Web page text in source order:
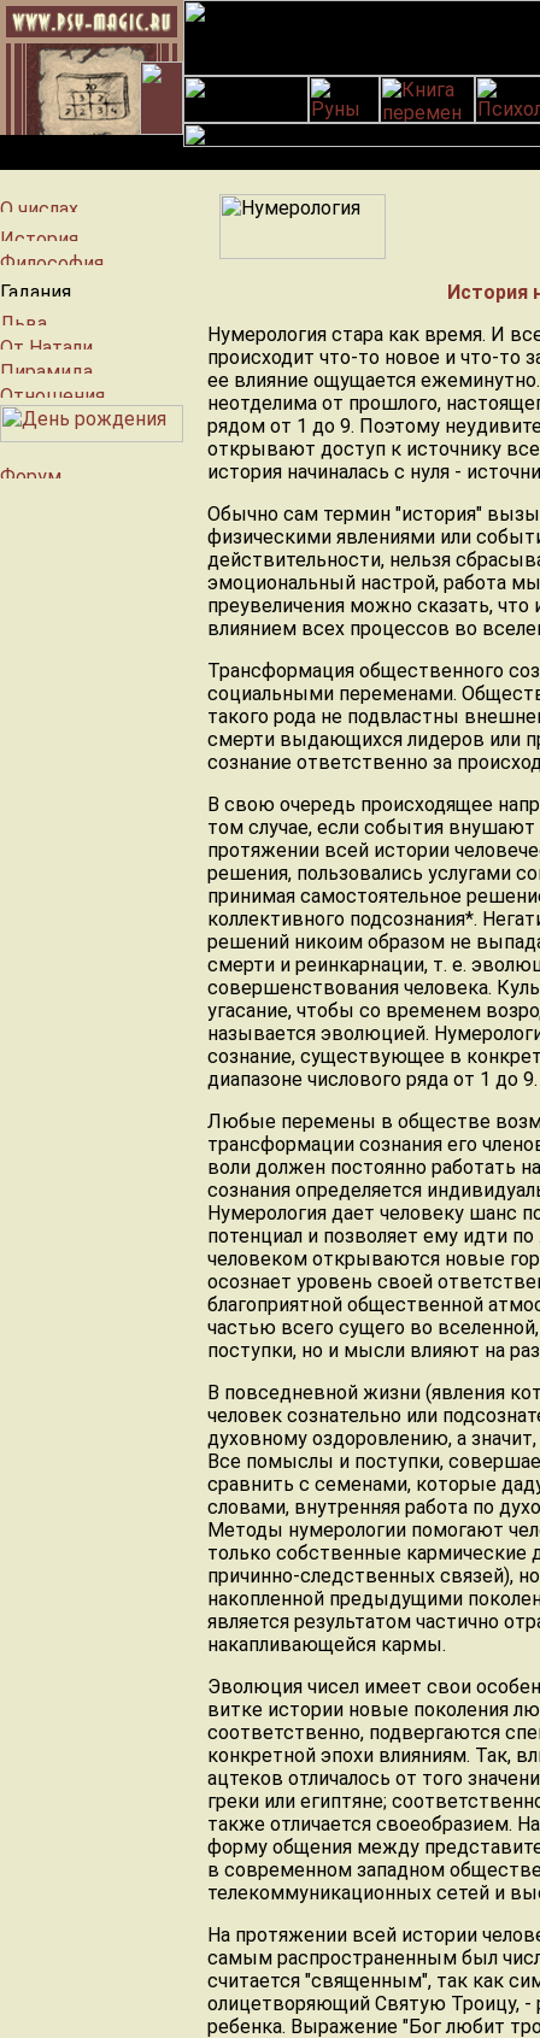
История
Нумерология стара как время. И
происходит что-то новое и что-то
ее влияние ощущается
неотделима от прошлого,
рядом от 1 до 9. Поэтому
открывают доступ к источнику
история начиналась с нуля -
Обычно сам термин "история"
физическими явлениями или
действительности, нельзя
эмоциональный настрой, работа
преувеличения можно сказать,
влиянием всех процессов во
Трансформация общественного
социальными переменами.
такого рода не подвластны
смерти выдающихся лидеров или
сознание ответственно за
В свою очередь происходящее
том случае, если события
протяжении всей истории
решения, пользовались услугами
принимая самостоятельное
коллективного подсознания*.
решений никоим образом не
смерти и реинкарнации, т. е.
совершенствования человека.
угасание, чтобы со временем
называется эволюцией.
сознание, существующее в
диапазоне числового ряда от 1 до 9.
Любые перемены в обществе
трансформации сознания его
воли должен постоянно работать
сознания определяется
Нумерология дает человеку шанс
потенциал и позволяет ему идти
человеком открываются новые
осознает уровень своей
благоприятной общественной
частью всего сущего во
поступки, но и мысли влияют на
В повседневной жизни (явления
человек сознательно или
духовному оздоровлению, а
Все помыслы и поступки,
сравнить с семенами, которые
словами, внутренняя работа по
Методы нумерологии помогают
только собственные кармические
причинно-следственных связей),
накопленной предыдущими
является результатом частично
накапливающейся кармы.
Эволюция чисел имеет свои
витке истории новые поколения
соответственно, подвергаются
конкретной эпохи влияниям. Так,
ацтеков отличалось от того
греки или египтяне;
также отличается своеобразием.
форму общения между
в современном западном
телекоммуникационных сетей и
На протяжении всей истории
самым распространенным был
считается "священным", так как
олицетворяющий Святую Троицу, -
ребенка. Выражение "Бог любит